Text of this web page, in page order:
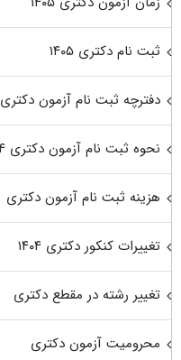
ثبت نام دکتری ۱۴۰۵
دفترچه ثبت نام آزمون دکتری ۱۴۰۴
نحوه ثبت نام آزمون دکتری ۱۴۰۴
هزینه ثبت نام آزمون دکتری
تغییرات کنکور دکتری ۱۴۰۴
تغییر رشته در مقطع دکتری
محرومیت آزمون دکتری